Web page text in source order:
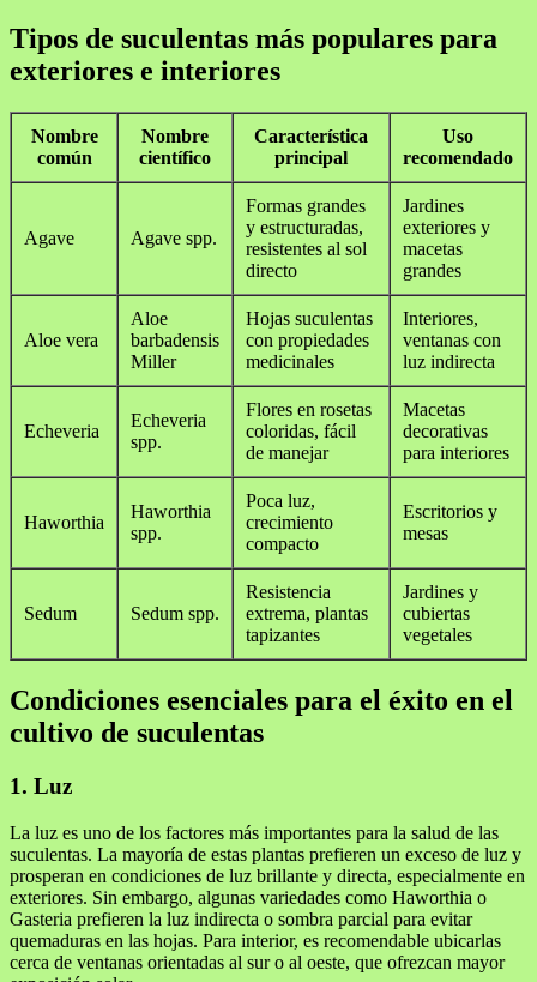
Tipos de suculentas más populares para
exteriores e interiores
Nombre
común
Nombre
científico
Característica
principal
Uso
recomendado
Agave Agave spp.
Formas grandes
y estructuradas,
resistentes al sol
directo
Jardines
exteriores y
macetas
grandes
Aloe vera
Aloe
barbadensis
Miller
Hojas suculentas
con propiedades
medicinales
Interiores,
ventanas con
luz indirecta
Echeveria
Echeveria
spp.
Flores en rosetas
coloridas, fácil
de manejar
Macetas
decorativas
para interiores
Haworthia
Haworthia
spp.
Poca luz,
crecimiento
compacto
Escritorios y
mesas
Sedum Sedum spp.
Resistencia
extrema, plantas
tapizantes
Jardines y
cubiertas
vegetales
Condiciones esenciales para el éxito en el
cultivo de suculentas
1. Luz
La luz es uno de los factores más importantes para la salud de las
suculentas. La mayoría de estas plantas prefieren un exceso de luz y
prosperan en condiciones de luz brillante y directa, especialmente en
exteriores. Sin embargo, algunas variedades como Haworthia o
Gasteria prefieren la luz indirecta o sombra parcial para evitar
quemaduras en las hojas. Para interior, es recomendable ubicarlas
cerca de ventanas orientadas al sur o al oeste, que ofrezcan mayor